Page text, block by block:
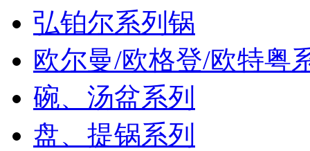
弘铂尔系列锅
欧尔曼/欧格登/欧特粤
碗、汤盆系列
盘、提锅系列